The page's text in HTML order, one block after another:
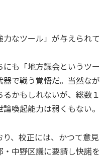
なツール」が与えられて
も「地方議会というツー
で戦う覚悟だ。当然なが
かもしれないが、総数１
喚起能力は弱くもない。
、校正には、かつて意見
中野区議に要請し快諾を